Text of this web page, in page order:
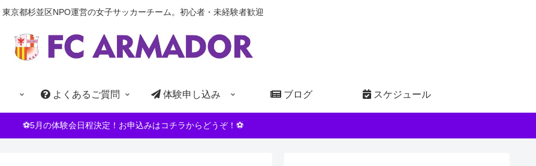
東京都杉並区NPO運営の女子サッカーチーム。初心者・未経験者歓迎
よくあるご質問 体験申し込み ブログ スケジュール
⚽5月の体験会日程決定！お申込みはコチラからどうぞ！⚽